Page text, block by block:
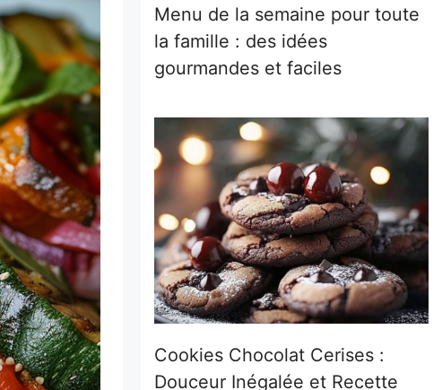
Menu de la semaine pour toute
la famille : des idées
gourmandes et faciles
Cookies Chocolat Cerises :
Douceur Inégalée et Recette